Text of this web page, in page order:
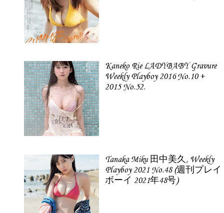
Kaneko Rie LADYBABY Gravure
Weekly Playboy 2016 No.10 +
2015 No.52.
Tanaka Miku 田中美久, Weekly
Playboy 2021 No.48 (週刊プレイ
ボーイ 2021年48号)